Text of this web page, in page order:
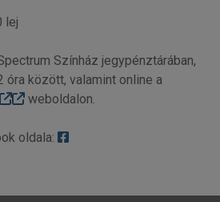
lej
Színház jegypénztárában,
óra között, valamint online a
weboldalon.
oldala: